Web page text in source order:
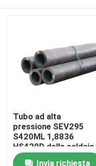
Prodotti
Circa noi
Tubo ad alta
pressione SEV295
S420ML 1,8836
HS420D della caldaia
di acciaio al carbonio
Invia richiesta